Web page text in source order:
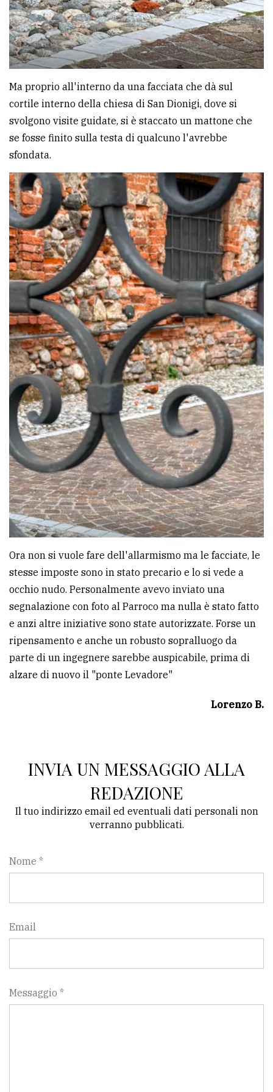
policy
Ma proprio all'interno da una facciata che dà sul
cortile interno della chiesa di San Dionigi, dove si
svolgono visite guidate, si è staccato un mattone che
se fosse finito sulla testa di qualcuno l'avrebbe
sfondata.
Ora non si vuole fare dell'allarmismo ma le facciate, le
stesse imposte sono in stato precario e lo si vede a
occhio nudo. Personalmente avevo inviato una
segnalazione con foto al Parroco ma nulla è stato fatto
e anzi altre iniziative sono state autorizzate. Forse un
ripensamento e anche un robusto sopralluogo da
parte di un ingegnere sarebbe auspicabile, prima di
alzare di nuovo il "ponte Levadore"
Lorenzo B.
INVIA UN MESSAGGIO ALLA
REDAZIONE
Il tuo indirizzo email ed eventuali dati personali non
verranno pubblicati.
Nome *
Email
Messaggio *